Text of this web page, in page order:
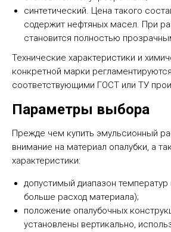
синтетический. Цена такого
содержит нефтяных масел. При
становится полностью
Технические характеристики и
конкретной марки регламентируются
соответствующими ГОСТ или ТУ
Параметры выбора
Прежде чем купить эмульсионный
внимание на материал опалубки, а
характеристики:
допустимый диапазон
больше расход материала);
положение опалубочных
установлены вертикально,